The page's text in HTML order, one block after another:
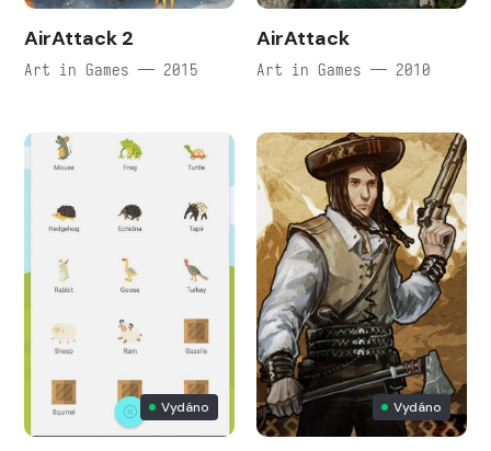
AirAttack 2
Art in Games — 2015
AirAttack
Art in Games — 2010
Vydáno Vydáno